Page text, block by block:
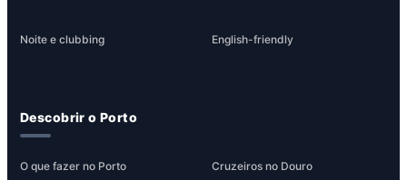
Noite e clubbing English-friendly
Descobrir o Porto
O que fazer no Porto Cruzeiros no Douro